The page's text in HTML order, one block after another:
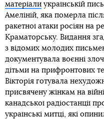
матеріали українській
Амеліній, яка померла
ракетної атаки росіян на
Краматорську. Видання
з відомих молодих
документувала воєнні
дітьми на прифронтових
Вікторія готувала
присвячену жінкам на
канадської радіостанції
українські митці, які